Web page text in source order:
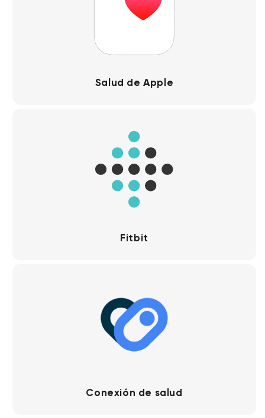
Salud de Apple
Fitbit
Conexión de salud